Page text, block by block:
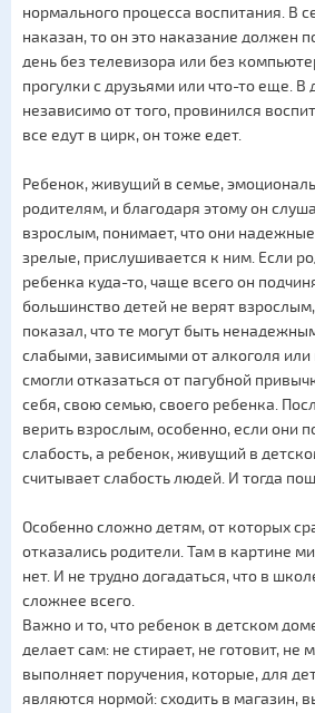
нормального процесса воспитания. В
наказан, то он это наказание должен
день без телевизора или без
прогулки с друзьями или что-то еще. В
независимо от того, провинился
все едут в цирк, он тоже едет.
Ребенок, живущий в семье,
родителям, и благодаря этому он
взрослым, понимает, что они
зрелые, прислушивается к ним. Если
ребенка куда-то, чаще всего он
большинство детей не верят
показал, что те могут быть
слабыми, зависимыми от алкоголя или
смогли отказаться от пагубной
себя, свою семью, своего ребенка.
верить взрослым, особенно, если они
слабость, а ребенок, живущий в
считывает слабость людей. И тогда
Особенно сложно детям, от которых
отказались родители. Там в картине
нет. И не трудно догадаться, что в
сложнее всего.
Важно и то, что ребенок в детском
делает сам: не стирает, не готовит, не
выполняет поручения, которые, для
являются нормой: сходить в магазин,